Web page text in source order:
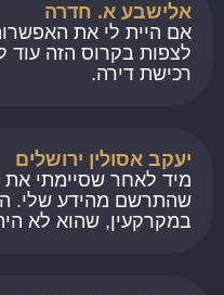
אלישבע א. חדרה
אם היית לי את
לצפות בקרוס הזה עוד
רכישת דירה.
יעקב אסולין ירושלים
מיד לאחר שסיימתי את
שהתרשם מהידע שלי.
במקרקעין, שהוא לא